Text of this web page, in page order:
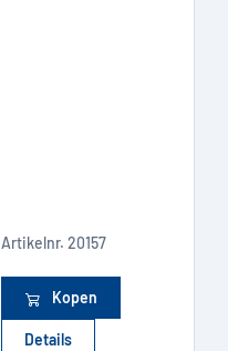
Artikelnr. 20157
Kopen
Details